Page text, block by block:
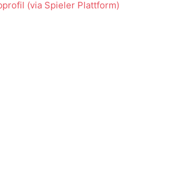
(via Spieler Plattform)